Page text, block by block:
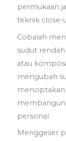
permukaan
teknik close-
Cobalah
sudut
atau
mengubah
membangun
personal.
Menggeser